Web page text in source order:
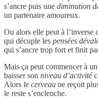
s’ancre puis une diminution
un partenaire amoureux.
Ou alors elle peut à l’inverse
qui décuple les pensées
qui s’ancre trop fort et finit
Mais ça peut commencer à
baisser son niveau d’activité
Alors le cerveau ne reçoit
le reste s’enclenche.